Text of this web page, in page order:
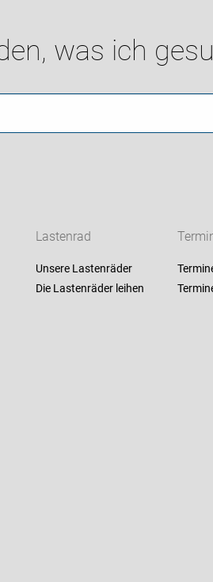
was ich
Lastenrad
Unsere Lastenräder
Die Lastenräder leihen